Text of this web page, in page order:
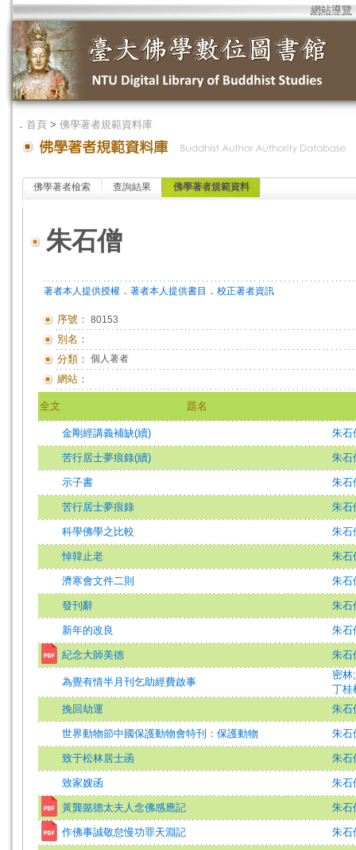
網站導覽
． 首頁 > 佛學著者規範資料庫
佛學著者檢索 查詢結果 佛學著者規範資料
朱石僧
著者本人提供授權 ． 著者本人提供書目 ． 校正著者資訊
序號： 80153
別名：
分類： 個人著者
網站：
全文 題名
金剛經講義補缺(續) 朱石
苦行居士夢痕錄(續) 朱石
示子書 朱石
苦行居士夢痕錄 朱石
科學佛學之比較 朱石
悼韓止老 朱石
濟寒會文件二則 朱石
發刊辭 朱石
新年的改良 朱石
紀念大師美德 朱石
為覺有情半月刊乞助經費啟事
密林
丁桂
挽回劫運
朱石
世界動物節中國保護動物會特刊：保護動物 朱石
致于松林居士函 朱石
致家嫂函 朱石
黃龔懿德太夫人念佛感應記 朱石
作佛事誠敬怠慢功罪天淵記 朱石